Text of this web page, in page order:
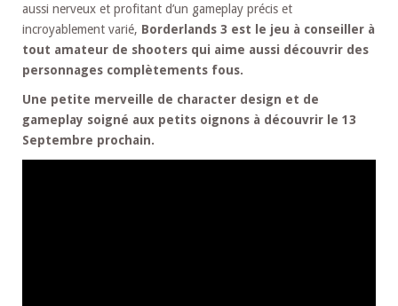
aussi nerveux et profitant d’un gameplay précis et
incroyablement varié, Borderlands 3 est le jeu à conseiller à
tout amateur de shooters qui aime aussi découvrir des
personnages complètements fous.
Une petite merveille de character design et de
gameplay soigné aux petits oignons à découvrir le 13
Septembre prochain.